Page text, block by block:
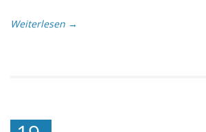
Weiterlesen →